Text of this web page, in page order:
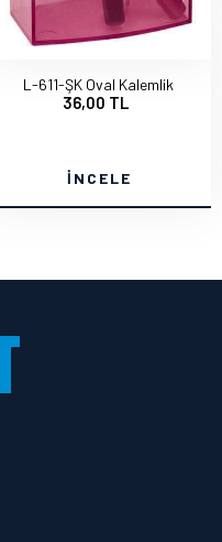
L-611-ŞK Oval Kalemlik
36,00 TL
İNCELE